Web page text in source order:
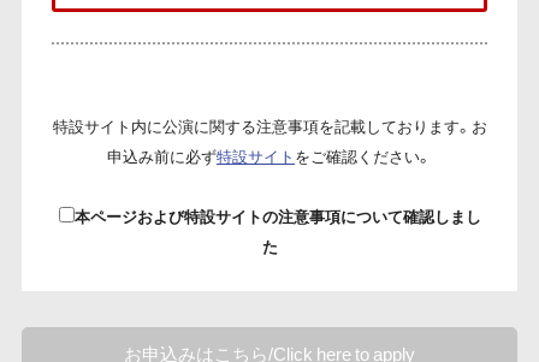
特設サイト内に公演に関する注意事項を記載しております。お
申込み前に必ず特設サイト をご確認ください。
本ページおよび特設サイトの注意事項について確認しまし
た
お申込みはこちら/Click here to apply